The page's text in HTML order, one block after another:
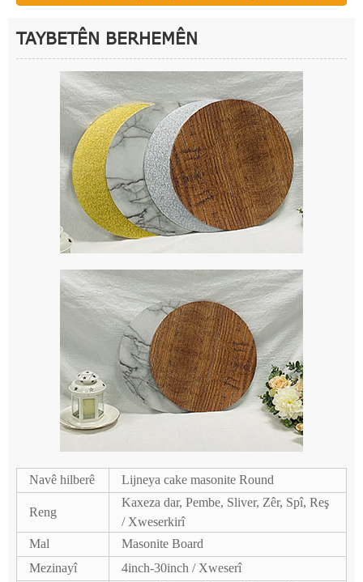
TAYBETÊN BERHEMÊN
Navê hilberê Lijneya cake masonite Round
Reng
Kaxeza dar, Pembe, Sliver, Zêr, Spî, Reş
/ Xweserkirî
Mal
Masonite Board
Mezinayî
4inch-30inch / Xweserî